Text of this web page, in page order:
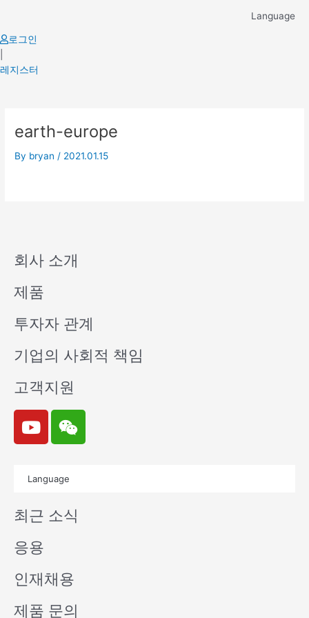
content
Language
로그인
레지스터
earth-europe
By bryan / 2021.01.15
회사 소개
제품
투자자 관계
기업의 사회적 책임
고객지원
Y
o
u
e
W
e
i
n
Language
최근 소식
응용
인재채용
제품 문의